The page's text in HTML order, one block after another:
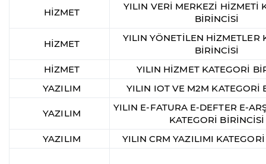
HİZMET
YILIN VERİ MERKEZİ HİZMETİ
BİRİNCİSİ
HİZMET
YILIN YÖNETİLEN HİZMETLER
BİRİNCİSİ
HİZMET
YILIN HİZMET KATEGORİ
YAZILIM
YILIN IOT VE M2M KATEGORİ
YAZILIM
YILIN E-FATURA E-DEFTER E-
KATEGORİ BİRİNCİSİ
YAZILIM
YILIN CRM YAZILIMI